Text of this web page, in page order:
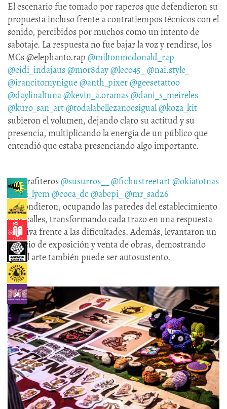
El escenario fue tomado por raperos que defendieron su
propuesta incluso frente a contratiempos técnicos con el
sonido, percibidos por muchos como un intento de
sabotaje. La respuesta no fue bajar la voz y rendirse, los
MCs @elephanto.rap @miltonmcdonald_rap
@eidi_indajaus@mor8day@leco45_ @nai.style_
@irancitomynigue@anth_pixer@geesetattoo
@daylinaltuna@kevin_a.oramas@dani_s_meireles
@kuro_san_art@todalabellezanoesigual@koza_kit
subieron el volumen, dejando claro su actitud y su
presencia, multiplicando la energía de un público que
entendió que estaba presenciando algo importante.
Los grafiteros@susurros__ @fichustreetart@okiatotnas
@ana_lyem@coca_dc @abepi_ @mr_sad26
respondieron, ocupando las paredes del establecimiento
y las calles, transformando cada trazo en una respuesta
creativa frente a las dificultades. Además, levantaron un
espacio de exposición y venta de obras, demostrando
que el arte también puede ser autosustento.